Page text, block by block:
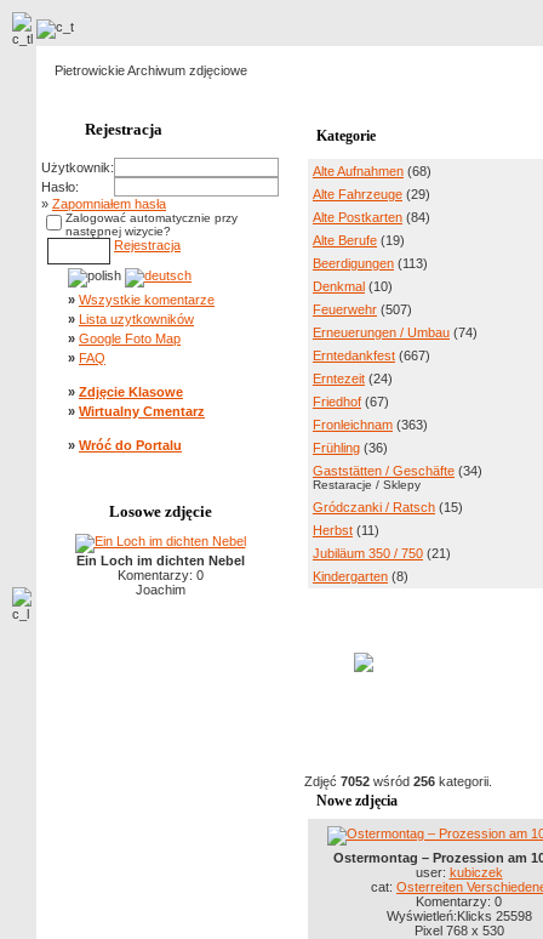
Pietrowickie Archiwum zdjęciowe
Rejestracja
Użytkownik:
Hasło:
» Zapomniałem hasła
Zalogować automatycznie przy
następnej wizycie?
Rejestracja
» Wszystkie komentarze
» Lista uzytkowników
» Google Foto Map
» FAQ
» Zdjęcie Klasowe
» Wirtualny Cmentarz
» Wróć do Portalu
Losowe zdjęcie
Ein Loch im dichten Nebel
Komentarzy: 0
Joachim
Kategorie
Alte Aufnahmen (68)
Alte Fahrzeuge (29)
Alte Postkarten (84)
Alte Berufe (19)
Beerdigungen (113)
Denkmal (10)
Feuerwehr (507)
Erneuerungen / Umbau (74)
Erntedankfest (667)
Erntezeit (24)
Friedhof (67)
Fronleichnam (363)
Frühling (36)
Gaststätten / Geschäfte (34)
Restaracje / Sklepy
Gródczanki / Ratsch (15)
Herbst (11)
Jubiläum 350 / 750 (21)
Kindergarten (8)
Zdjęć 7052 wśród 256 kategorii.
Nowe zdjęcia
Ostermontag – Prozession am
user: kubiczek
cat: Osterreiten
Komentarzy: 0
Wyświetleń:Klicks 25598
Pixel 768 x 530